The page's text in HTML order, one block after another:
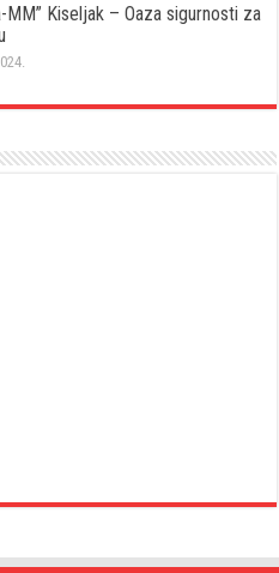
MM” Kiseljak – Oaza sigurnosti za